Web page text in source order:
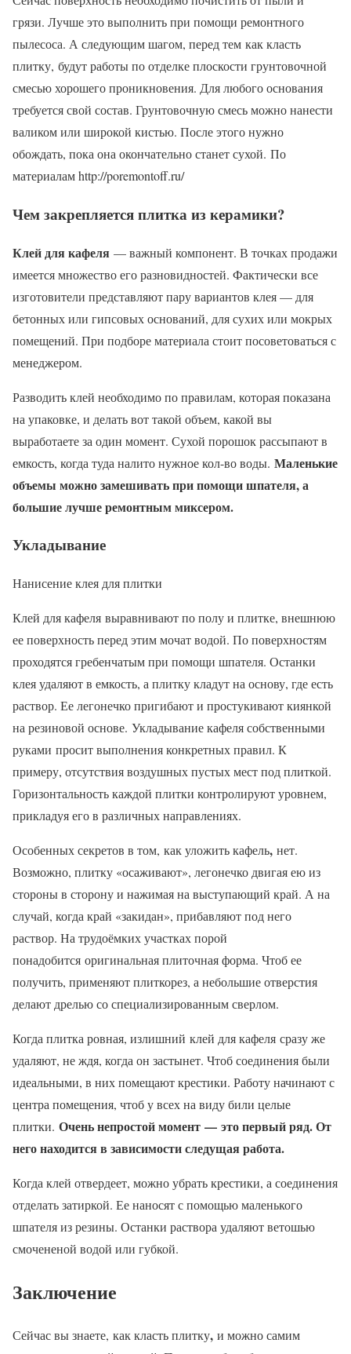
грязи. Лучше это выполнить при помощи ремонтного
пылесоса. А следующим шагом, перед тем как класть
плитку, будут работы по отделке плоскости грунтовочной
смесью хорошего проникновения. Для любого основания
требуется свой состав. Грунтовочную смесь можно нанести
валиком или широкой кистью. После этого нужно
обождать, пока она окончательно станет сухой. По
материалам http://poremontoff.ru/
Чем закрепляется плитка из керамики?
Клей для кафеля — важный компонент. В точках продажи
имеется множество его разновидностей. Фактически все
изготовители представляют пару вариантов клея — для
бетонных или гипсовых оснований, для сухих или мокрых
помещений. При подборе материала стоит посоветоваться с
менеджером.
Разводить клей необходимо по правилам, которая показана
на упаковке, и делать вот такой объем, какой вы
выработаете за один момент. Сухой порошок рассыпают в
емкость, когда туда налито нужное кол-во воды. Маленькие
объемы можно замешивать при помощи шпателя, а
большие лучше ремонтным миксером.
Укладывание
Нанисение клея для плитки
Клей для кафеля выравнивают по полу и плитке, внешнюю
ее поверхность перед этим мочат водой. По поверхностям
проходятся гребенчатым при помощи шпателя. Останки
клея удаляют в емкость, а плитку кладут на основу, где есть
раствор. Ее легонечко пригибают и простукивают киянкой
на резиновой основе. Укладывание кафеля собственными
руками просит выполнения конкретных правил. К
примеру, отсутствия воздушных пустых мест под плиткой.
Горизонтальность каждой плитки контролируют уровнем,
прикладуя его в различных направлениях.
Особенных секретов в том, как уложить кафель, нет.
Возможно, плитку «осаживают», легонечко двигая ею из
стороны в сторону и нажимая на выступающий край. А на
случай, когда край «закидан», прибавляют под него
раствор. На трудоёмких участках порой
понадобится оригинальная плиточная форма. Чтоб ее
получить, применяют плиткорез, а небольшие отверстия
делают дрелью со специализированным сверлом.
Когда плитка ровная, излишний клей для кафеля сразу же
удаляют, не ждя, когда он застынет. Чтоб соединения были
идеальными, в них помещают крестики. Работу начинают с
центра помещения, чтоб у всех на виду били целые
плитки. Очень непростой момент — это первый ряд. От
него находится в зависимости следущая работа.
Когда клей отвердеет, можно убрать крестики, а соединения
отделать затиркой. Ее наносят с помощью маленького
шпателя из резины. Останки раствора удаляют ветошью
смочененой водой или губкой.
Заключение
Сейчас вы знаете, как класть плитку, и можно самим